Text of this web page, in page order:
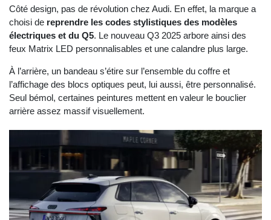
Côté design, pas de révolution chez Audi. En effet, la marque a
choisi de reprendre les codes stylistiques des modèles
électriques et du Q5. Le nouveau Q3 2025 arbore ainsi des
feux Matrix LED personnalisables et une calandre plus large.
À l’arrière, un bandeau s’étire sur l’ensemble du coffre et
l’affichage des blocs optiques peut, lui aussi, être personnalisé.
Seul bémol, certaines peintures mettent en valeur le bouclier
arrière assez massif visuellement.